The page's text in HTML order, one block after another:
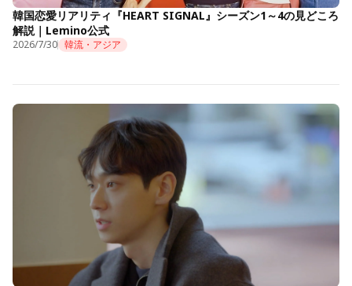
韓国恋愛リアリティ『HEART SIGNAL』シーズン1～4の見どころ
解説｜Lemino公式
2026/7/30 韓流・アジア